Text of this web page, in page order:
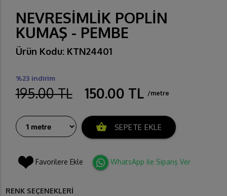
NEVRESİMLİK POPLİN
KUMAŞ - PEMBE
Ürün Kodu: KTN24401
%23 indirim
195.00 TL 150.00 TL /metre
shopping_basket SEPETE EKLE
Favorilere Ekle WhatsApp ile Sipariş Ver
RENK SEÇENEKLERİ